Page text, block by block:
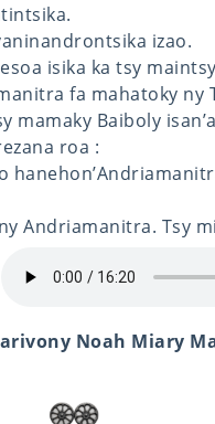
izao.
isika ka tsy
fa mahatoky
mamaky Baiboly
roa :
Andriamanitra. Tsy
Noah Miary